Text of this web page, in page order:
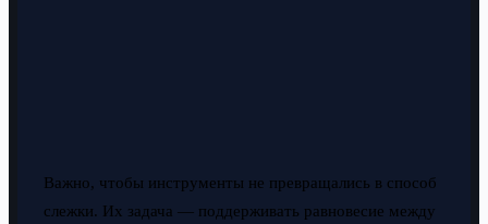
Важно, чтобы инструменты не превращались в способ
слежки. Их задача — поддерживать равновесие между